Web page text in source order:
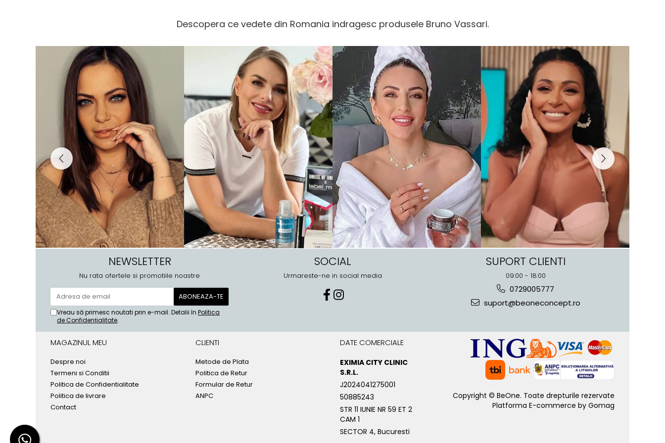
Descopera ce vedete din Romania indragesc produsele Bruno Vassari.
NEWSLETTER
Nu rata ofertele si promotiile noastre
Vreau să primesc noutati prin e-mail. Detalii în Politica
de Confidențialitate.
SOCIAL
Urmareste-ne in social media
SUPORT CLIENTI
09:00 - 18:00
0729005777
suport@beoneconcept.ro
MAGAZINUL MEU
Despre noi
Termeni si Conditii
Politica de Confidentialitate
Politica de livrare
Contact
CLIENTI
Metode de Plata
Politica de Retur
Formular de Retur
ANPC
DATE COMERCIALE
EXIMIA CITY CLINIC
S.R.L.
J2024041275001
50885243
STR 11 IUNIE NR 59 ET 2
CAM 1
SECTOR 4, Bucuresti
Copyright © BeOne. Toate drepturile rezervate
Platforma E-commerce by Gomag